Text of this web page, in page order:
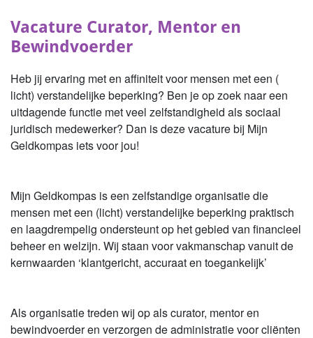
Vacature Curator, Mentor en
Bewindvoerder
Heb jij ervaring met en affiniteit voor mensen met een (
licht) verstandelijke beperking? Ben je op zoek naar een
uitdagende functie met veel zelfstandigheid als sociaal
juridisch medewerker? Dan is deze vacature bij Mijn
Geldkompas iets voor jou!
Mijn Geldkompas is een zelfstandige organisatie die
mensen met een (licht) verstandelijke beperking praktisch
en laagdrempelig ondersteunt op het gebied van financieel
beheer en welzijn. Wij staan voor vakmanschap vanuit de
kernwaarden ‘klantgericht, accuraat en toegankelijk’
Als organisatie treden wij op als curator, mentor en
bewindvoerder en verzorgen de administratie voor cliënten